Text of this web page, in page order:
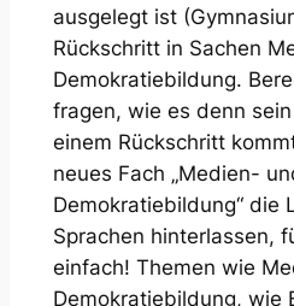
ausgelegt ist
Rückschritt in Sachen
Demokratiebildung.
fragen, wie es denn
einem Rückschritt
neues Fach „Medien-
Demokratiebildung“ die
Sprachen hinterlassen,
einfach! Themen wie
Demokratiebildung, wie